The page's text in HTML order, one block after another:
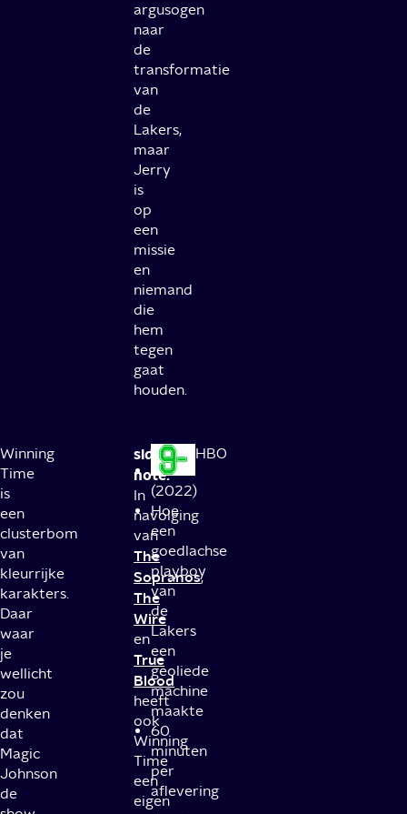
argusogen
naar
de
transformatie
van
de
Lakers,
maar
Jerry
is
op
een
missie
en
niemand
die
hem
tegen
gaat
houden.
Winning
Time
is
een
clusterbom
van
kleurrijke
karakters.
Daar
waar
je
wellicht
zou
denken
dat
Magic
Johnson
de
side
note:
In
navolging
van
The
Sopranos,
The
Wire
en
True
Blood
heeft
ook
Winning
Time
een
eigen
HBO
(2022)
Hoe
een
goedlachse
playboy
van
de
Lakers
een
geoliede
machine
maakte
60
minuten
per
aflevering